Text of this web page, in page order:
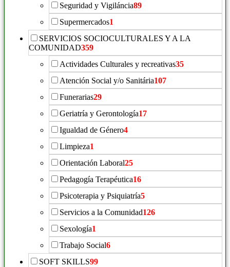
Seguridad y Vigiláncia89
Supermercados1
SERVICIOS SOCIOCULTURALES Y A LA
COMUNIDAD359
Actividades Culturales y recreativas35
Atención Social y/o Sanitária107
Funerarias29
Geriatría y Gerontología17
Igualdad de Género4
Limpieza1
Orientación Laboral25
Pedagogía Terapéutica16
Psicoterapia y Psiquiatría5
Servicios a la Comunidad126
Sexología1
Trabajo Social6
SOFT SKILLS99